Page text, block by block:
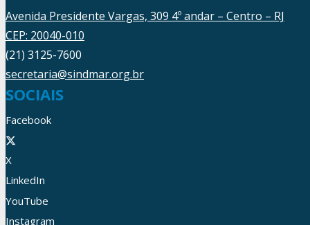
Avenida Presidente Vargas, 309 4º andar – Centro – RJ
CEP: 20040-010
(21) 3125-7600
secretaria@sindmar.org.br
SOCIAIS
Facebook
X
LinkedIn
YouTube
Instagram